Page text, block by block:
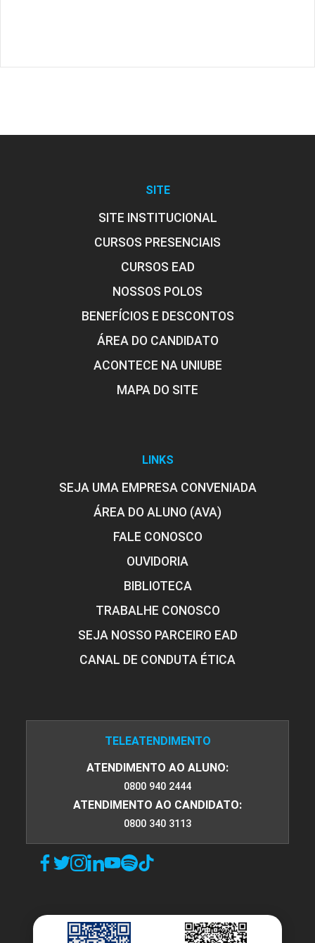
SITE
SITE INSTITUCIONAL
CURSOS PRESENCIAIS
CURSOS EAD
NOSSOS POLOS
BENEFÍCIOS E DESCONTOS
ÁREA DO CANDIDATO
ACONTECE NA UNIUBE
MAPA DO SITE
LINKS
SEJA UMA EMPRESA CONVENIADA
ÁREA DO ALUNO (AVA)
FALE CONOSCO
OUVIDORIA
BIBLIOTECA
TRABALHE CONOSCO
SEJA NOSSO PARCEIRO EAD
CANAL DE CONDUTA ÉTICA
TELEATENDIMENTO
ATENDIMENTO AO ALUNO:
0800 940 2444
ATENDIMENTO AO CANDIDATO:
0800 340 3113